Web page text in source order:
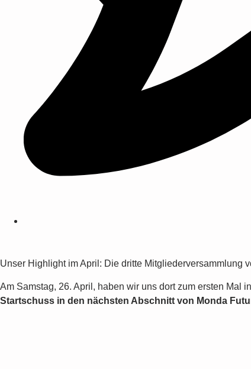
Unser Highlight im April: Die dritte Mitgliederversammlung
Am Samstag, 26. April, haben wir uns dort zum ersten Mal
Startschuss in den nächsten Abschnitt von Monda